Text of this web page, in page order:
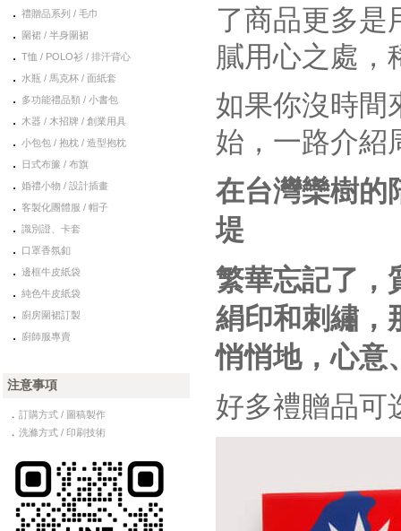
． 禮贈品系列 / 毛巾
． 圍裙 / 半身圍裙
． T恤 / POLO衫 / 排汗背心
． 水瓶 / 馬克杯 / 面紙套
． 多功能禮品類 / 小書包
． 木器 / 木招牌 / 創業用具
． 小包包 / 抱枕 / 造型抱枕
． 日式布簾 / 布旗
． 婚禮小物 / 設計插畫
． 客製化團體服 / 帽子
． 識別證、卡套
． 口罩香氛釦
． 邊框牛皮紙袋
． 純色牛皮紙袋
． 廚房圍裙訂製
． 廚師服專賣
注意事項
． 訂購方式 / 圖稿製作
． 洗滌方式 / 印刷技術
了商品更多是
膩用心之處，
如果你沒時間
始，一路介紹
在台灣欒樹的
堤
繁華忘記了，
絹印和刺繡，
悄悄地，心意
好多禮贈品可